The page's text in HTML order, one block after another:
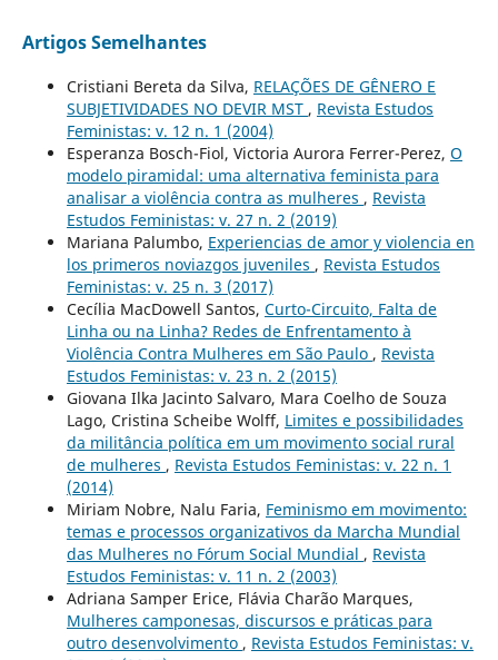
Artigos Semelhantes
Cristiani Bereta da Silva, RELAÇÕES DE GÊNERO E
SUBJETIVIDADES NO DEVIR MST , Revista Estudos
Feministas: v. 12 n. 1 (2004)
Esperanza Bosch-Fiol, Victoria Aurora Ferrer-Perez, O
modelo piramidal: uma alternativa feminista para
analisar a violência contra as mulheres , Revista
Estudos Feministas: v. 27 n. 2 (2019)
Mariana Palumbo, Experiencias de amor y violencia en
los primeros noviazgos juveniles , Revista Estudos
Feministas: v. 25 n. 3 (2017)
Cecília MacDowell Santos, Curto-Circuito, Falta de
Linha ou na Linha? Redes de Enfrentamento à
Violência Contra Mulheres em São Paulo , Revista
Estudos Feministas: v. 23 n. 2 (2015)
Giovana Ilka Jacinto Salvaro, Mara Coelho de Souza
Lago, Cristina Scheibe Wolff, Limites e possibilidades
da militância política em um movimento social rural
de mulheres , Revista Estudos Feministas: v. 22 n. 1
(2014)
Miriam Nobre, Nalu Faria, Feminismo em movimento:
temas e processos organizativos da Marcha Mundial
das Mulheres no Fórum Social Mundial , Revista
Estudos Feministas: v. 11 n. 2 (2003)
Adriana Samper Erice, Flávia Charão Marques,
Mulheres camponesas, discursos e práticas para
outro desenvolvimento , Revista Estudos Feministas: v.